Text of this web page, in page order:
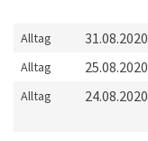
Alltag 31.08.2020
Alltag 25.08.2020
Alltag 24.08.2020